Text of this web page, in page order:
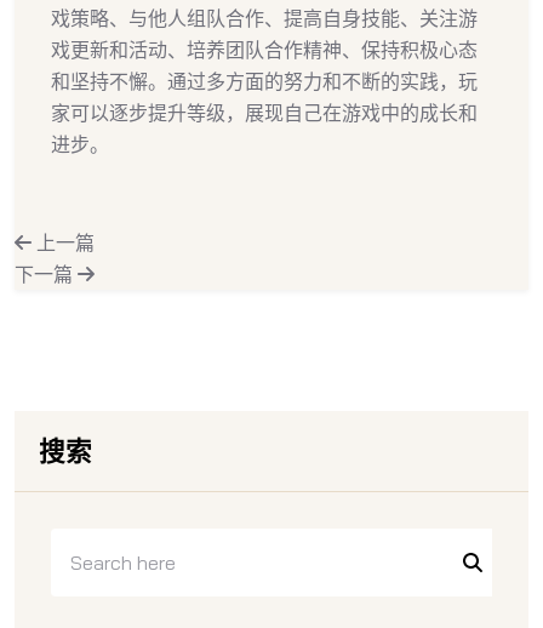
戏策略、与他人组队合作、提高自身技能、关注游
戏更新和活动、培养团队合作精神、保持积极心态
和坚持不懈。通过多方面的努力和不断的实践，玩
家可以逐步提升等级，展现自己在游戏中的成长和
进步。
上一篇
下一篇
搜索